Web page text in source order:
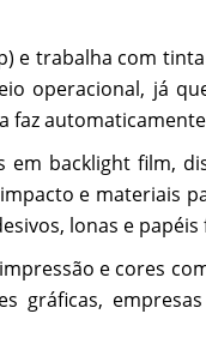
e trabalha com
operacional, já
backlight film,
e materiais
lonas e
e cores
gráficas,